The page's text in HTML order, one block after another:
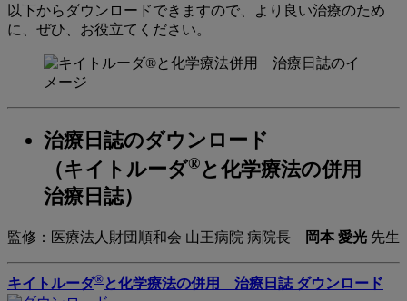
以下からダウンロードできますので、より良い治療のため
に、ぜひ、お役立てください。
治療日誌のダウンロード
（キイトルーダ® と化学療法の併用
治療 日誌）
監修：医療法人財団順和会 山王病院 病院長 岡本 愛光 先生
キイトルーダ® と化学療法の併用 治療日誌 ダウンロード